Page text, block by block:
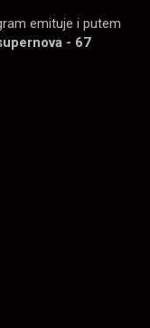
emituje i putem
- 67